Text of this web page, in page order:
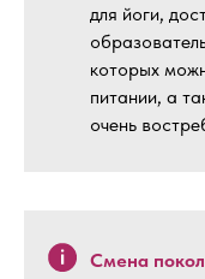
для йоги,
которых
питании, а
очень
Смена